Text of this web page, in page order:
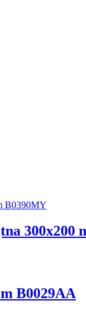
300x200
B0029AA